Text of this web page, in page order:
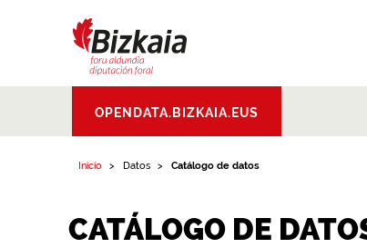
Aldundia.Diputacion
Foral de Bizkaia
OPENDATA.BIZKAIA.EUS
Inicio Datos Catálogo de datos
CATÁLOGO DE